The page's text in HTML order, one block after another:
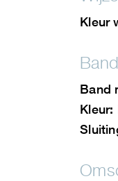
Kleur
Band
Band
Kleur: